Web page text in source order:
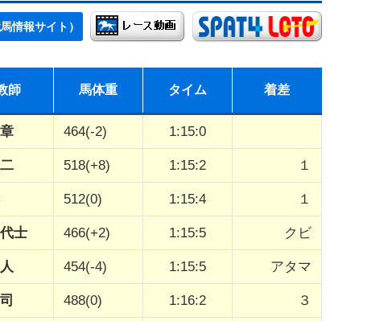
情報サイト）
師 馬体重 タイム 着差
464(-2) 1:15:0
518(+8) 1:15:2 １
512(0) 1:15:4 １
士 466(+2) 1:15:5 クビ
454(-4) 1:15:5 アタマ
488(0) 1:16:2 ３